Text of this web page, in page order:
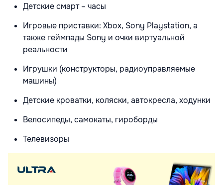
Детские смарт – часы
Игровые приставки: Xbox, Sony Playstation, а
также геймпады Sony и очки виртуальной
реальности
Игрушки (конструкторы, радиоуправляемые
машины)
Детские кроватки, коляски, автокресла, ходунки
Велосипеды, самокаты, гироборды
Телевизоры